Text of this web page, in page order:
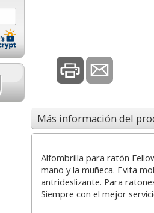
Más información del
Alfombrilla para ratón
mano y la muñeca. Evita
antrideslizante. Para
Siempre con el mejor
Negro, original
N9K06AE
14,87